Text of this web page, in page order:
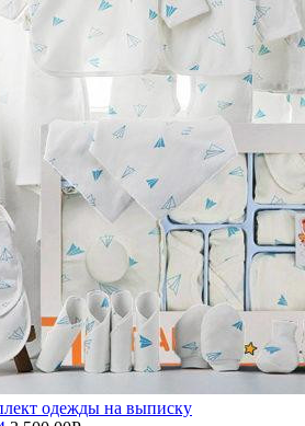
одежды на выписку